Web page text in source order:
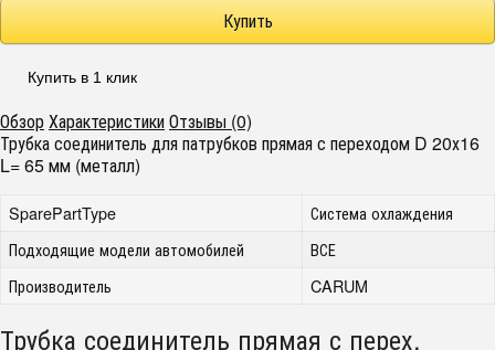
Купить в 1 клик
ОбзорХарактеристикиОтзывы (0)
Трубка соединитель для патрубков прямая с переходом D 20х16
L= 65 мм (металл)
SparePartType
Система охлаждения
Подходящие модели автомобилей
ВСЕ
Производитель
CARUM
Трубка соединитель прямая с перех.